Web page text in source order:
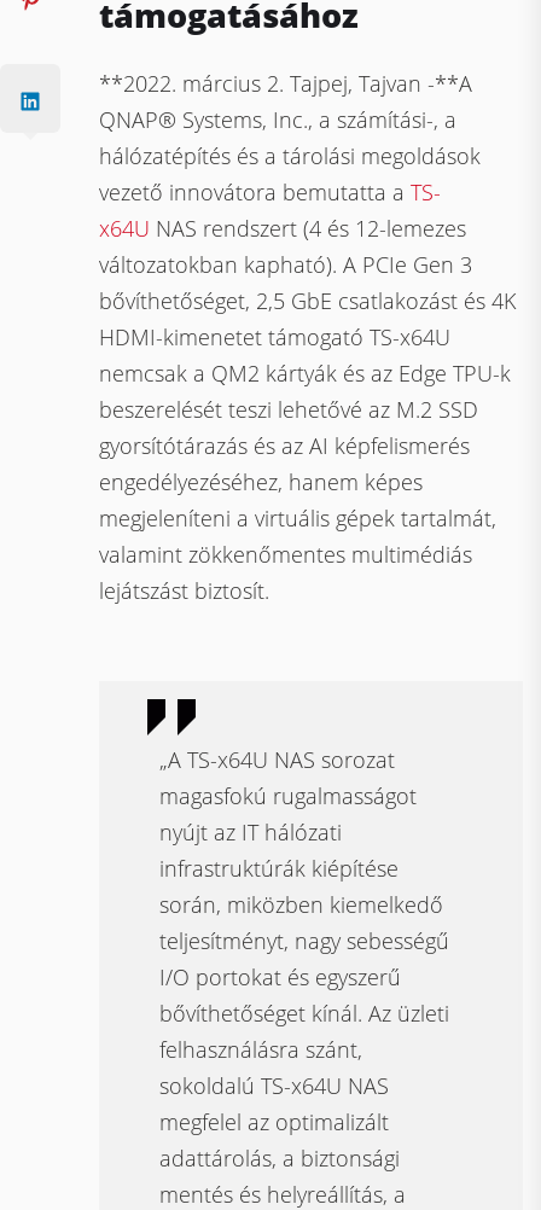
támogatásához
**2022. március 2. Tajpej, Tajvan -**A
QNAP® Systems, Inc., a számítási-, a
hálózatépítés és a tárolási megoldások
vezető innovátora bemutatta aTS-
x64U NAS rendszert (4 és 12-lemezes
változatokban kapható). A PCIe Gen 3
bővíthetőséget, 2,5 GbE csatlakozást és 4K
HDMI-kimenetet támogató TS-x64U
nemcsak a QM2 kártyák és az Edge TPU-k
beszerelését teszi lehetővé az M.2 SSD
gyorsítótárazás és az AI képfelismerés
engedélyezéséhez, hanem képes
megjeleníteni a virtuális gépek tartalmát,
valamint zökkenőmentes multimédiás
lejátszást biztosít.
„A TS-x64U NAS sorozat
magasfokú rugalmasságot
nyújt az IT hálózati
infrastruktúrák kiépítése
során, miközben kiemelkedő
teljesítményt, nagy sebességű
I/O portokat és egyszerű
bővíthetőséget kínál. Az üzleti
felhasználásra szánt,
sokoldalú TS-x64U NAS
megfelel az optimalizált
adattárolás, a biztonsági
mentés és helyreállítás, a